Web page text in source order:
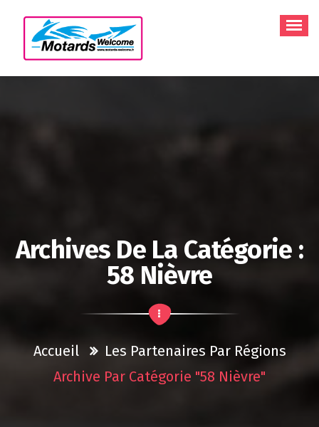
contenu
Archives De La Catégorie :
58 Nièvre
Accueil
Les Partenaires Par Régions
Archive Par Catégorie "58 Nièvre"